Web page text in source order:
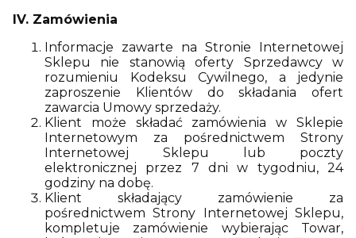
IV. Zamówienia
Informacje zawarte na Stronie Internetowej
Sklepu nie stanowią oferty Sprzedawcy w
rozumieniu Kodeksu Cywilnego, a jedynie
zaproszenie Klientów do składania ofert
zawarcia Umowy sprzedaży.
Klient może składać zamówienia w Sklepie
Internetowym za pośrednictwem Strony
Internetowej Sklepu lub poczty
elektronicznej przez 7 dni w tygodniu, 24
godziny na dobę.
Klient składający zamówienie za
pośrednictwem Strony Internetowej Sklepu,
kompletuje zamówienie wybierając Towar,